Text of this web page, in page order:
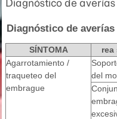
Diagnóstico de averías
Diagnóstico de averías
SÍNTOMA rea
Agarrotamiento /
traqueteo del
embrague
del